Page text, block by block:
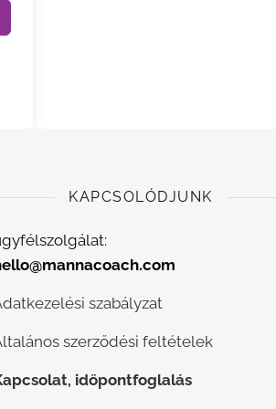
KAPCSOLÓDJUNK
szabályzat
szerződési feltételek
időpontfoglalás